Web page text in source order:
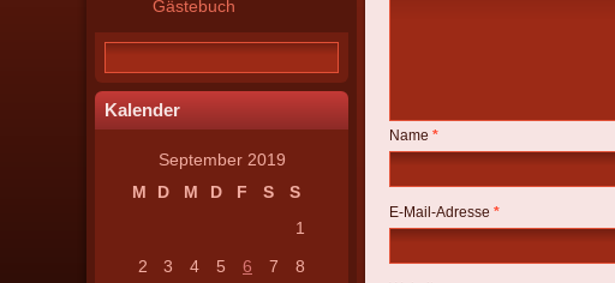
Gästebuch
Kalender
September 2019
M
D M D F S
S
1
2
3 4 5 6 7
8
Name *
E-Mail-Adresse *